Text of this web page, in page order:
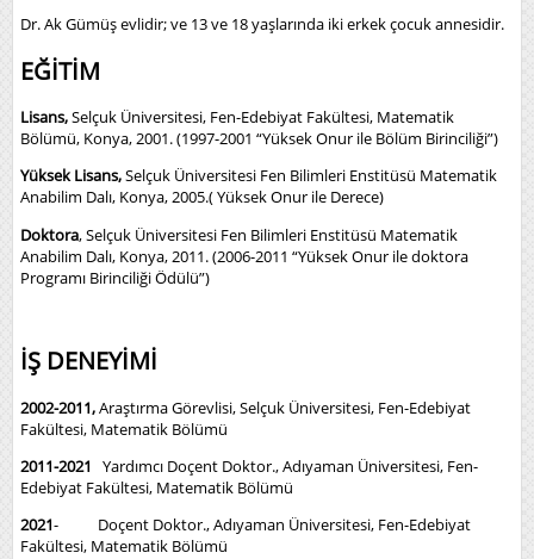
Dr. Ak Gümüş evlidir; ve 13 ve 18 yaşlarında iki erkek çocuk annesidir.
EĞİTİM
Lisans,Selçuk Üniversitesi, Fen-Edebiyat Fakültesi, Matematik
Bölümü, Konya, 2001. (1997-2001 “Yüksek Onur ile Bölüm Birinciliği”)
Yüksek Lisans,Selçuk Üniversitesi Fen Bilimleri Enstitüsü Matematik
Anabilim Dalı, Konya, 2005.( Yüksek Onur ile Derece)
Doktora, Selçuk Üniversitesi Fen Bilimleri Enstitüsü Matematik
Anabilim Dalı, Konya, 2011. (2006-2011 “Yüksek Onur ile doktora
Programı Birinciliği Ödülü”)
İŞ DENEYİMİ
2002-2011,Araştırma Görevlisi, Selçuk Üniversitesi, Fen-Edebiyat
Fakültesi, Matematik Bölümü
2011-2021
Yardımcı Doçent Doktor., Adıyaman Üniversitesi, Fen-
Edebiyat Fakültesi, Matematik Bölümü
2021- Doçent Doktor., Adıyaman Üniversitesi, Fen-Edebiyat
Fakültesi, Matematik Bölümü